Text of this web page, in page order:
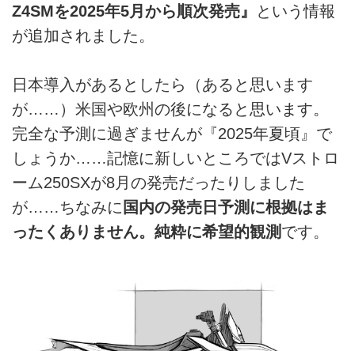
Z4SMを2025年5月から順次発売』
という情報
が追加されました。
日本導入があるとしたら（あると思います
が……）米国や欧州の後になると思います。
完全な予測に過ぎませんが『2025年夏頃』で
しょうか……記憶に新しいところではVストロ
ーム250SXが8月の発売だったりしました
が……ちなみに 国内の発売日予測に根拠はま
ったくありません。純粋に希望的観測です。